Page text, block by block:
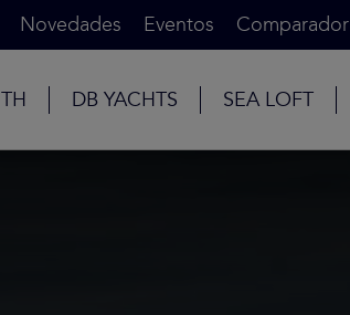
Novedades Eventos Comparador
TH DB YACHTS SEA LOFT